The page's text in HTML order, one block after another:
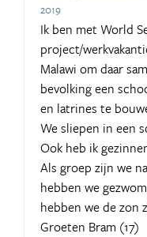
2019
Ik ben met World
project/
Malawi om daar
bevolking een
en latrines te
We sliepen in een
Ook heb ik
Als groep zijn we
hebben we
hebben we de zon
Groeten Bram (17)